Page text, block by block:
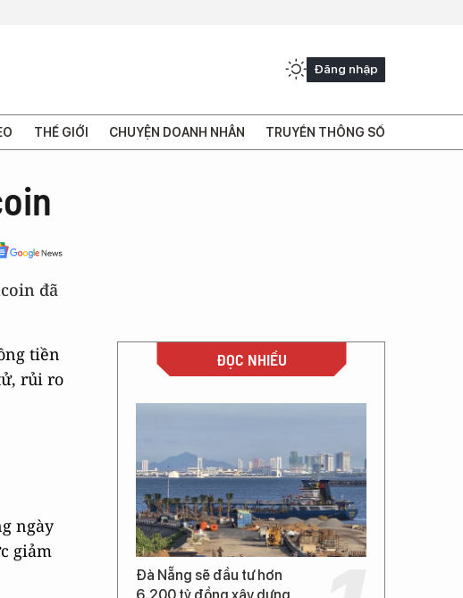
Đăng nhập
THẾ GIỚI CHUYỆN DOANH NHÂN TRUYỀN THÔNG SỐ
đã
tiền
rủi ro
ngày
giảm
ĐỌC NHIỀU
Đà Nẵng sẽ đầu tư hơn